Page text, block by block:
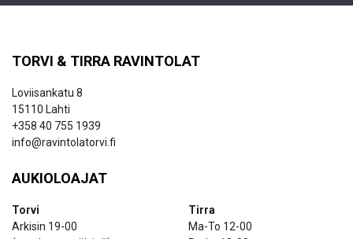
TORVI & TIRRA RAVINTOLAT
Loviisankatu 8
15110 Lahti
+358 40 755 1939
info@ravintolatorvi.fi
AUKIOLOAJAT
Torvi
Arkisin 19-00
Tirra
Ma-To 12-00